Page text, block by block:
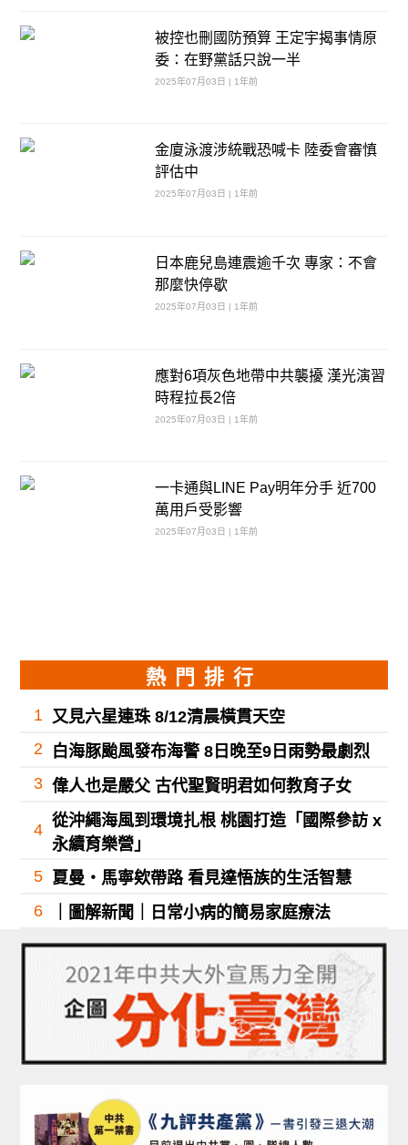
被控也刪國防預算 王定宇揭事情原
委：在野黨話只說一半
2025年07月03日 | 1年前
金廈泳渡涉統戰恐喊卡 陸委會審慎
評估中
2025年07月03日 | 1年前
日本鹿兒島連震逾千次 專家：不會
那麼快停歇
2025年07月03日 | 1年前
應對6項灰色地帶中共襲擾 漢光演習
時程拉長2倍
2025年07月03日 | 1年前
一卡通與LINE Pay明年分手 近700
萬用戶受影響
2025年07月03日 | 1年前
熱門排行
1 又見六星連珠 8/12清晨橫貫天空
2 白海豚颱風發布海警 8日晚至9日雨勢最劇烈
3 偉人也是嚴父 古代聖賢明君如何教育子女
4
從沖繩海風到環境扎根 桃園打造「國際參訪 x
永續育樂營」
5 夏曼・馬寧欸帶路 看見達悟族的生活智慧
6
｜圖解新聞｜日常小病的簡易家庭療法